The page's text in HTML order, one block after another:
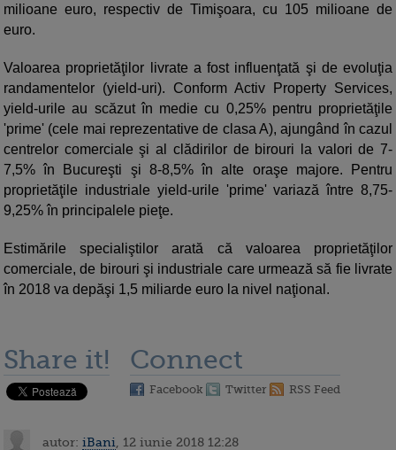
milioane euro, respectiv de Timişoara, cu 105 milioane de
euro.
Valoarea proprietăţilor livrate a fost influenţată şi de evoluţia
randamentelor (yield-uri). Conform Activ Property Services,
yield-urile au scăzut în medie cu 0,25% pentru proprietăţile
'prime' (cele mai reprezentative de clasa A), ajungând în cazul
centrelor comerciale şi al clădirilor de birouri la valori de 7-
7,5% în Bucureşti şi 8-8,5% în alte oraşe majore. Pentru
proprietăţile industriale yield-urile 'prime' variază între 8,75-
9,25% în principalele pieţe.
Estimările specialiştilor arată că valoarea proprietăţilor
comerciale, de birouri şi industriale care urmează să fie livrate
în 2018 va depăşi 1,5 miliarde euro la nivel naţional.
Share it! Connect
Facebook Twitter RSS Feed
autor: iBani , 12 iunie 2018 12:28